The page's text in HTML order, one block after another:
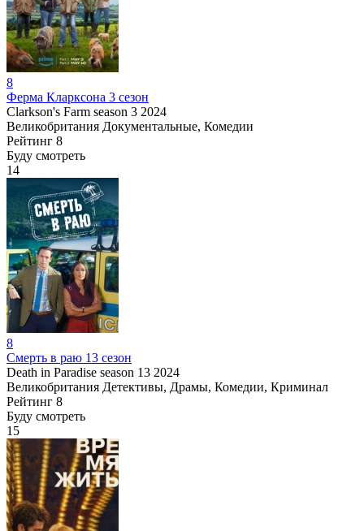
8
Ферма Кларксона 3 сезон
Clarkson's Farm season 3 2024
Великобритания Документальные, Комедии
Рейтинг 8
Буду смотреть
14
8
Смерть в раю 13 сезон
Death in Paradise season 13 2024
Великобритания Детективы, Драмы, Комедии, Криминал
Рейтинг 8
Буду смотреть
15